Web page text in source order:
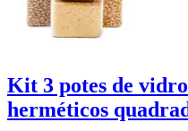
Kit 3 potes de
herméticos